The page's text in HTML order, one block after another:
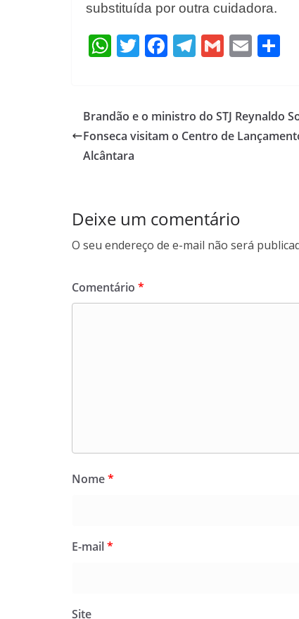
substituída por outra cuidadora.
W
s
A
p
T
er
F
b
o
T
gr
a
G
l
E
l e
Brandão e o ministro do STJ Reynaldo
Fonseca visitam o Centro de
Alcântara
Deixe um comentário
O seu endereço de e-mail não será
Comentário *
Nome*
E-mail*
Site